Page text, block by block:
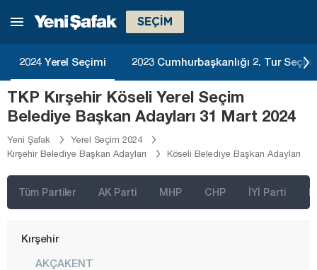
SEÇİM
2024 Yerel Seçimi 2023 Cumhurbaşkanlığı 2. Tur
TKP Kırşehir Köseli Yerel Seçim
Belediye Başkan Adayları 31 Mart 2024
Yeni Şafak
Yerel Seçim 2024
Kırşehir Belediye Başkan Adayları
Köseli Belediye Başkan Adayları
Tüm Partiler AK Parti MHP CHP İYİ Parti
Karabük
Kars
Kastamonu
Kayseri
Kırklareli
Kırşehir
AKÇAKENT